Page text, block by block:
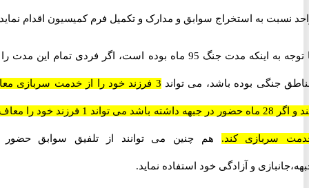
به استخراج سوابق و مدارک و تکمیل فرم کمیسیون اقدام نماید.
با توجه به اینکه مدت جنگ 95 ماه بوده است، اگر فردی تمام این مدت را در
جنگی بوده باشد، می تواند 3 فرزند خود را از خدمت سربازی معاف
کند و اگر 28 ماه حضور در جبهه داشته باشد می تواند 1 فرزند خود را معاف از
سربازی کند. هم چنین می توانند از تلفیق سوابق حضور در
و آزادگی خود استفاده نماید.